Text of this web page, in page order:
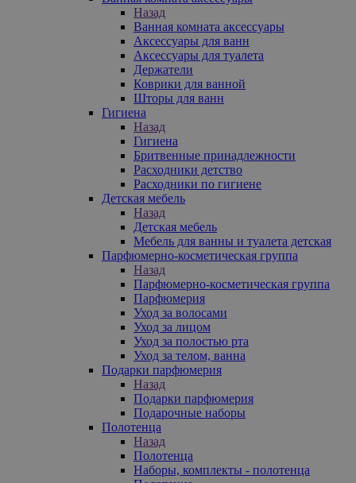
Назад
Ванная комната аксессуары
Аксессуары для ванн
Аксессуары для туалета
Держатели
Коврики для ванной
Шторы для ванн
Гигиена
Назад
Гигиена
Бритвенные принадлежности
Расходники детство
Расходники по гигиене
Детская мебель
Назад
Детская мебель
Мебель для ванны и туалета детская
Парфюмерно-косметическая группа
Назад
Парфюмерно-косметическая группа
Парфюмерия
Уход за волосами
Уход за лицом
Уход за полостью рта
Уход за телом, ванна
Подарки парфюмерия
Назад
Подарки парфюмерия
Подарочные наборы
Полотенца
Назад
Полотенца
Наборы, комплекты - полотенца